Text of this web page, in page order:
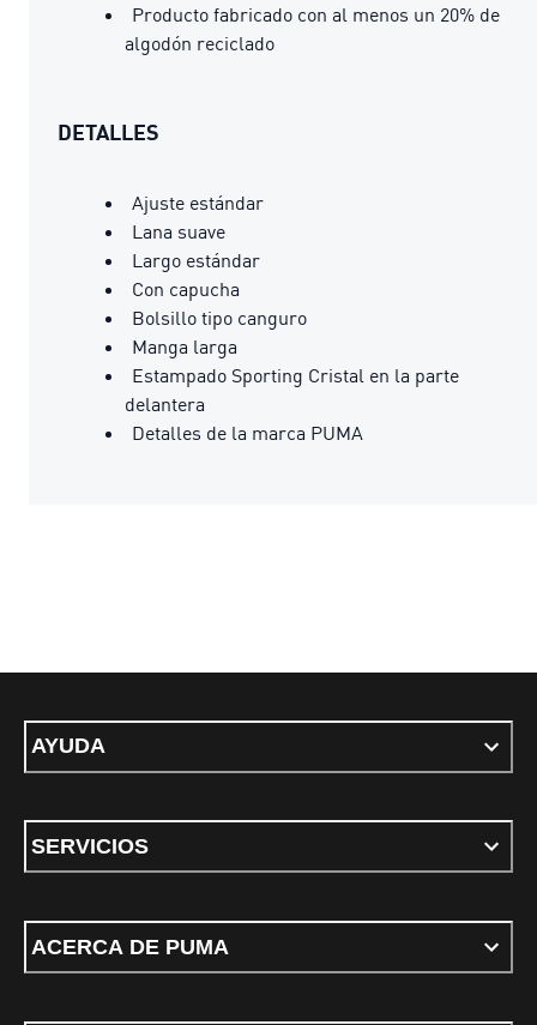
Producto fabricado con al menos un 20% de
algodón reciclado
DETALLES
Ajuste estándar
Lana suave
Largo estándar
Con capucha
Bolsillo tipo canguro
Manga larga
Estampado Sporting Cristal en la parte
delantera
Detalles de la marca PUMA
AYUDA
SERVICIOS
ACERCA DE PUMA